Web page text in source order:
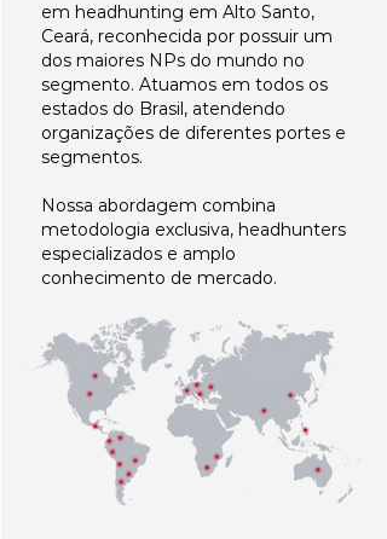
em headhunting em Alto Santo,
Ceará, reconhecida por possuir um
dos maiores NPs do mundo no
segmento. Atuamos em todos os
estados do Brasil, atendendo
organizações de diferentes portes e
segmentos.
Nossa abordagem combina
metodologia exclusiva, headhunters
especializados e amplo
conhecimento de mercado.